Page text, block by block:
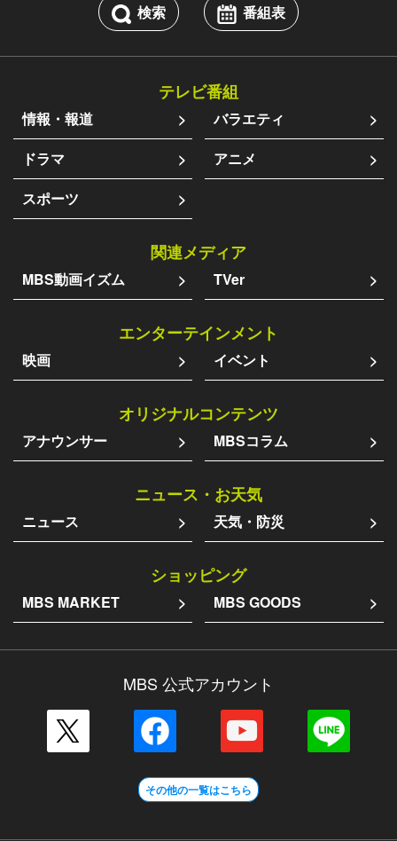
検索 番組表
テレビ番組
情報・報道
バラエティ
ドラマ
アニメ
スポーツ
関連メディア
MBS動画イズム TVer
エンターテインメント
映画 イベント
オリジナルコンテンツ
アナウンサー MBSコラム
ニュース・お天気
ニュース 天気・防災
ショッピング
MBS MARKET MBS GOODS
MBS 公式アカウント
その他の一覧はこちら